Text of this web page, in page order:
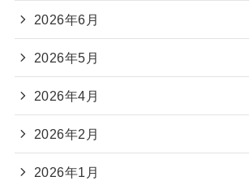
2026年6月
2026年5月
2026年4月
2026年2月
2026年1月